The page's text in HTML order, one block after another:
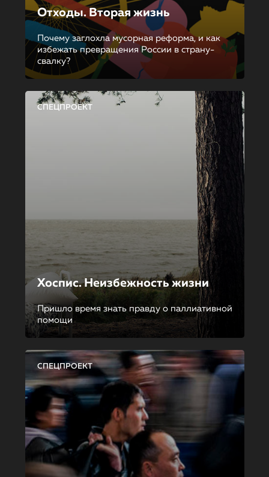
Отходы. Вторая жизнь
Почему заглохла мусорная реформа, и как
избежать превращения России в страну-
свалку?
СПЕЦПРОЕКТ
Хоспис. Неизбежность жизни
Пришло время знать правду о паллиативной
помощи
СПЕЦПРОЕКТ